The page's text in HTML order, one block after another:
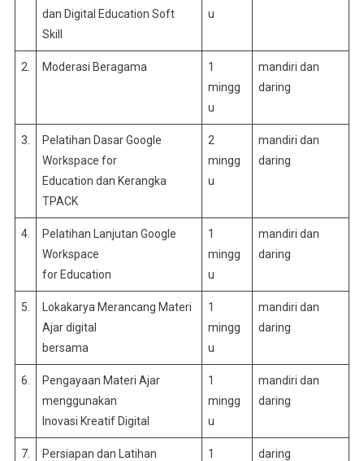
dan Digital Education Soft
Skill
u
2. Moderasi Beragama
1
mingg
u
mandiri dan
daring
3.
Pelatihan Dasar Google
Workspace for
Education dan Kerangka
TPACK
2
mingg
u
mandiri dan
daring
4.
Pelatihan Lanjutan Google
Workspace
for Education
1
mingg
u
mandiri dan
daring
5.
Lokakarya Merancang Materi
Ajar digital
bersama
1
mingg
u
mandiri dan
daring
6.
Pengayaan Materi Ajar
menggunakan
Inovasi Kreatif Digital
1
mingg
u
mandiri dan
daring
7.
Persiapan dan Latihan
1
daring